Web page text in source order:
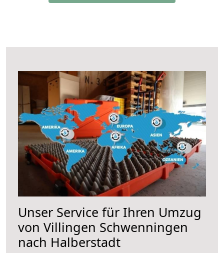
Unser Service für Ihren Umzug
von Villingen Schwenningen
nach Halberstadt